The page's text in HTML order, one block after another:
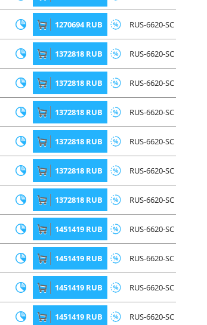
1270694 RUB RUS-6620-SC
1372818 RUB RUS-6620-SC
1372818 RUB RUS-6620-SC
1372818 RUB RUS-6620-SC
1372818 RUB RUS-6620-SC
1372818 RUB RUS-6620-SC
1372818 RUB RUS-6620-SC
1451419 RUB RUS-6620-SC
1451419 RUB RUS-6620-SC
1451419 RUB RUS-6620-SC
1451419 RUB RUS-6620-SC